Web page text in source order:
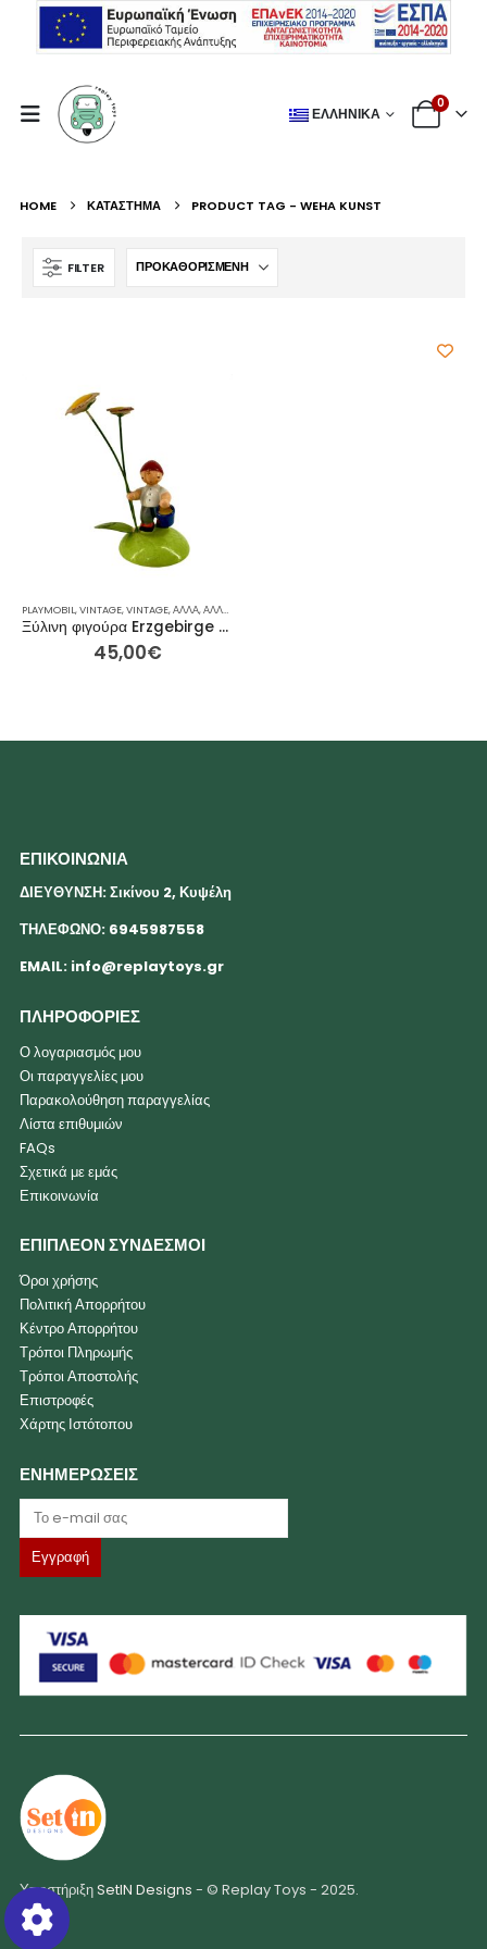
ΕΛΛΗΝΙΚΆ
0
HOME ΚΑΤΆΣΤΗΜΑ PRODUCT TAG - WEHA KUNST
FILTER
PLAYMOBIL,VINTAGE,VINTAGE,ΆΛΛΑ,ΆΛΛΑ
Ξύλινη φιγούρα Erzgebirge “Παιδί των Λουλουδιών με Ποτιστήρι” 10εκ.
45,00€
ΕΠΙΚΟΙΝΩΝΙΑ
ΔΙΕΥΘΥΝΣΗ: Σικίνου 2, Κυψέλη
ΤΗΛΕΦΩΝΟ: 6945987558
EMAIL: info@replaytoys.gr
ΠΛΗΡΟΦΟΡΙΕΣ
Ο λογαριασμός μου
Οι παραγγελίες μου
Παρακολούθηση παραγγελίας
Λίστα επιθυμιών
FAQs
Σχετικά με εμάς
Επικοινωνία
ΕΠΙΠΛΕΟΝ ΣΥΝΔΕΣΜΟΙ
Όροι χρήσης
Πολιτική Απορρήτου
Κέντρο Απορρήτου
Τρόποι Πληρωμής
Τρόποι Αποστολής
Επιστροφές
Χάρτης Ιστότοπου
ΕΝΗΜΕΡΩΣΕΙΣ
ΥποστήριξηSetIN Designs - © Replay Toys - 2025.